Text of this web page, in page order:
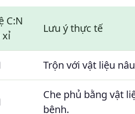
C:N
xỉ
Lưu ý thực tế
Trộn với vật liệu
Che phủ bằng vật
bệnh.